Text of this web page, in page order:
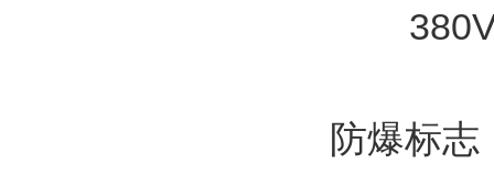
380V
防爆标志